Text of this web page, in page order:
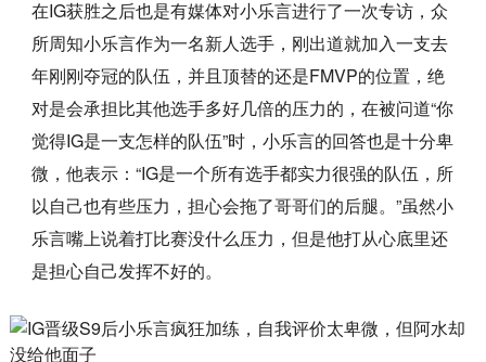
在IG获胜之后也是有媒体对小乐言进行了一次专访，众
所周知小乐言作为一名新人选手，刚出道就加入一支去
年刚刚夺冠的队伍，并且顶替的还是FMVP的位置，绝
对是会承担比其他选手多好几倍的压力的，在被问道“你
觉得IG是一支怎样的队伍”时，小乐言的回答也是十分卑
微，他表示：“IG是一个所有选手都实力很强的队伍，所
以自己也有些压力，担心会拖了哥哥们的后腿。”虽然小
乐言嘴上说着打比赛没什么压力，但是他打从心底里还
是担心自己发挥不好的。